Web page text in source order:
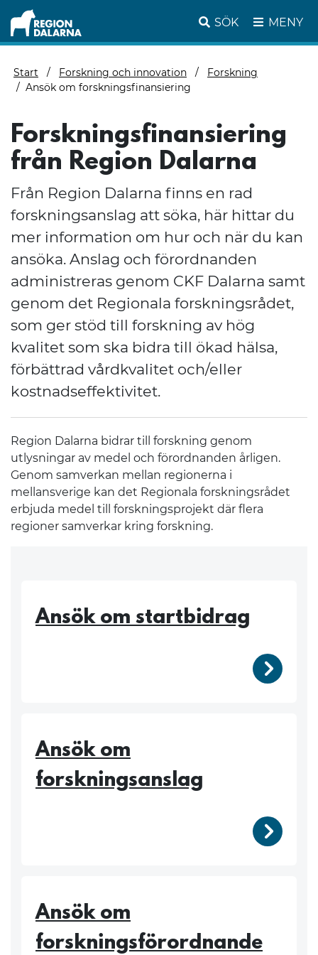
SÖK MENY
Start Forskning och innovation
Forskning
Ansök om forskningsfinansiering
Forskningsfinansiering
från Region Dalarna
Från Region Dalarna finns en rad
forskningsanslag att söka, här hittar du
mer information om hur och när du kan
ansöka. Anslag och förordnanden
administreras genom CKF Dalarna samt
genom det Regionala forskningsrådet,
som ger stöd till forskning av hög
kvalitet som ska bidra till ökad hälsa,
förbättrad vårdkvalitet och/eller
kostnadseffektivitet.
Region Dalarna bidrar till forskning genom
utlysningar av medel och förordnanden årligen.
Genom samverkan mellan regionerna i
mellansverige kan det Regionala forskningsrådet
erbjuda medel till forskningsprojekt där flera
regioner samverkar kring forskning.
Ansök om startbidrag
Ansök om
forskningsanslag
Ansök om
forskningsförordnande